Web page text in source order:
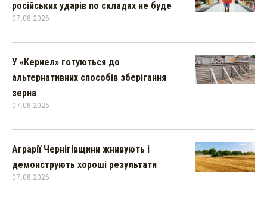
російських ударів по складах не буде
07.08.2026
У «Кернел» готуються до
альтернативних способів зберігання
зерна
07.08.2026
Аграрії Чернігівщини жнивують і
демонструють хороші результати
07.08.2026